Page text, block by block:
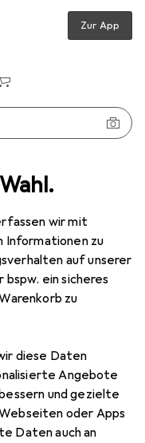
wir mit
Informationen zu
auf unserer
bspw. ein sicheres
zu
diese Daten
Angebote
und gezielte
oder Apps
Daten auch an
Zur App